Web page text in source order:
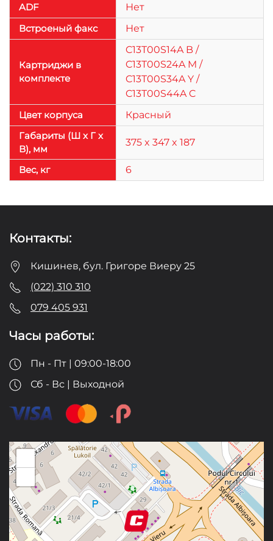
ADF
Нет
Встроеный факс
Нет
Картриджи в
комплекте
C13T00S14A B /
C13T00S24A M /
C13T00S34A Y /
C13T00S44A C
Цвет корпуса
Красный
Габариты (Ш x Г x
В), мм
375 x 347 x 187
Веc, кг 6
Контакты:
Кишинев, бул. Григоре Виеру 25
(022) 310 310
079 405 931
Часы работы:
Пн - Пт | 09:00-18:00
Сб - Вс | Выходной